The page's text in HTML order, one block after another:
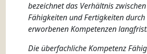
bezeichnet das Verhältnis
Fähigkeiten und Fertigkeiten
erworbenen Kompetenzen
Die überfachliche Kompetenz